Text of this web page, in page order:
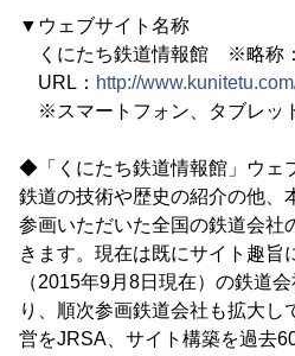
▼ウェブサイト名称
くにたち鉄道情報館 ※略称
URL： http://
※スマートフォン、タブレッ
◆「くにたち鉄道情報館」ウェ
鉄道の技術や歴史の紹介の他、
参画いただいた全国の鉄道会社
きます。現在は既にサイト趣旨
（2015年9月8日現在）の鉄道
り、順次参画鉄道会社も拡大し
営をJRSA、サイト構築を過去